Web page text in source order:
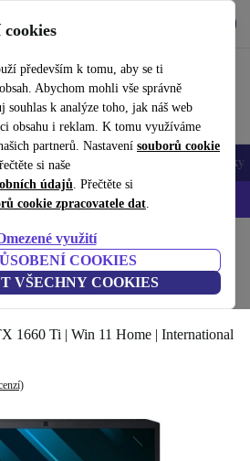
především k tomu, aby se ti
Abychom mohli vše správně
souhlas k analýze toho, jak náš web
obsahu i reklam. K tomu využíváme
partnerů. Nastavení souborů cookie
si naše
údajů. Přečtěte si
cookie zpracovatele dat.
využití
COOKIES
VŠECHNY COOKIES
a snadno
Tablety Doplňky
iPhony – kód: IPHONEDEAL-
Notebooky Acer
300 PH317-53 | i7-
1660 Ti | Win 11 Home | International